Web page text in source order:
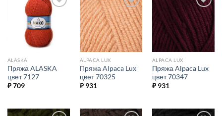
Добавить в
избранное.
ALASKA
Пряжа ALASKA
цвет 7127
₽709
Добавить в
избранное.
ALPACA LUX
Пряжа Alpaca Lux
цвет 70325
₽931
Добавить в
избранное.
ALPACA LUX
Пряжа Alpaca Lux
цвет 70347
₽931